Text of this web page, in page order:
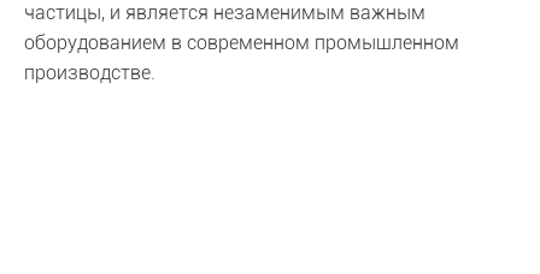
частицы, и является незаменимым важным
оборудованием в современном промышленном
производстве.